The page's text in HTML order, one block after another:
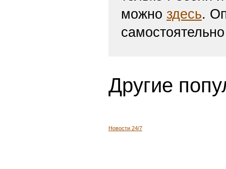
можно здесь.
Другие
Новости 24/7